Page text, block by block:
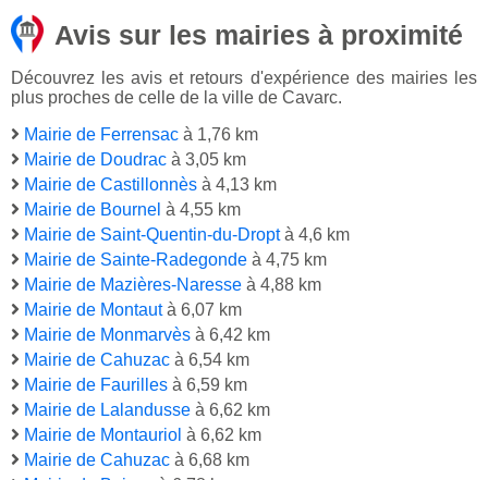
Avis sur les mairies à proximité
Découvrez les avis et retours d'expérience des mairies les
plus proches de celle de la ville de Cavarc.
Mairie de Ferrensac à 1,76 km
Mairie de Doudrac à 3,05 km
Mairie de Castillonnès à 4,13 km
Mairie de Bournel à 4,55 km
Mairie de Saint-Quentin-du-Droptà 4,6 km
Mairie de Sainte-Radegonde à 4,75 km
Mairie de Mazières-Naresse à 4,88 km
Mairie de Montautà 6,07 km
Mairie de Monmarvès à 6,42 km
Mairie de Cahuzac à 6,54 km
Mairie de Faurilles à 6,59 km
Mairie de Lalandusse à 6,62 km
Mairie de Montauriol à 6,62 km
Mairie de Cahuzac à 6,68 km